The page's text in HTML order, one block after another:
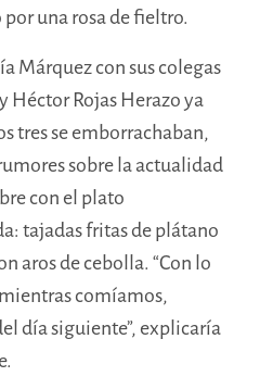
una rosa de fieltro.
Márquez con sus colegas
Héctor Rojas Herazo ya
tres se emborrachaban,
sobre la actualidad
con el plato
tajadas fritas de plátano
aros de cebolla. “Con lo
comíamos,
día siguiente”, explicaría